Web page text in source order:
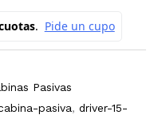
Pasivas
pasiva, driver-15-